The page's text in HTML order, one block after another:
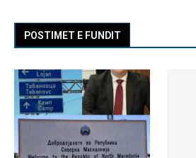
POSTIMET E FUNDIT